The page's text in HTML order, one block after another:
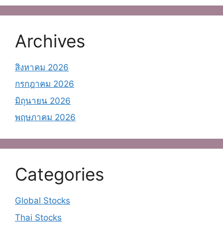
Archives
สิงหาคม 2026
กรกฎาคม 2026
มิถุนายน 2026
พฤษภาคม 2026
Categories
Global Stocks
Thai Stocks